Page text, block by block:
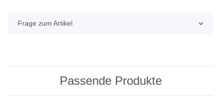
Frage zum Artikel
Passende Produkte